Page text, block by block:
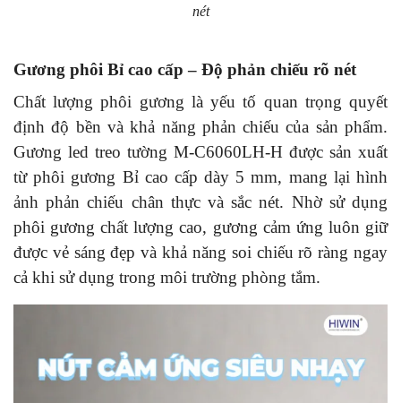
nét
Gương phôi Bỉ cao cấp – Độ phản chiếu rõ nét
Chất lượng phôi gương là yếu tố quan trọng quyết
định độ bền và khả năng phản chiếu của sản phẩm.
Gương led treo tường M-C6060LH-H được sản xuất
từ phôi gương Bỉ cao cấp dày 5 mm, mang lại hình
ảnh phản chiếu chân thực và sắc nét. Nhờ sử dụng
phôi gương chất lượng cao, gương cảm ứng luôn giữ
được vẻ sáng đẹp và khả năng soi chiếu rõ ràng ngay
cả khi sử dụng trong môi trường phòng tắm.